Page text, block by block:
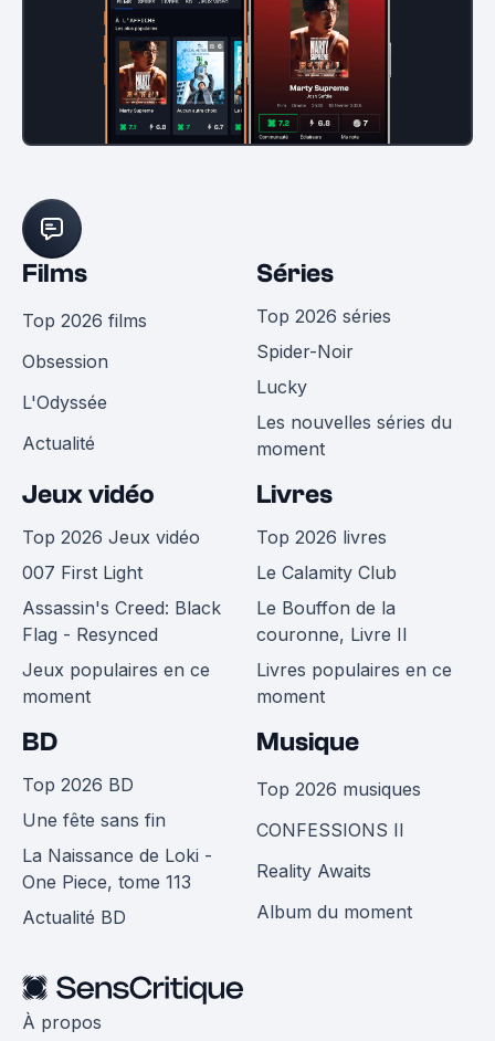
Films
Top 2026 films
Obsession
L'Odyssée
Actualité
Séries
Top 2026 séries
Spider-Noir
Lucky
Les nouvelles séries du
moment
Jeux vidéo
Top 2026 Jeux vidéo
007 First Light
Assassin's Creed: Black
Flag - Resynced
Jeux populaires en ce
moment
Livres
Top 2026 livres
Le Calamity Club
Le Bouffon de la
couronne, Livre II
Livres populaires en ce
moment
BD
Top 2026 BD
Une fête sans fin
La Naissance de Loki -
One Piece, tome 113
Actualité BD
Musique
Top 2026 musiques
CONFESSIONS II
Reality Awaits
Album du moment
À propos